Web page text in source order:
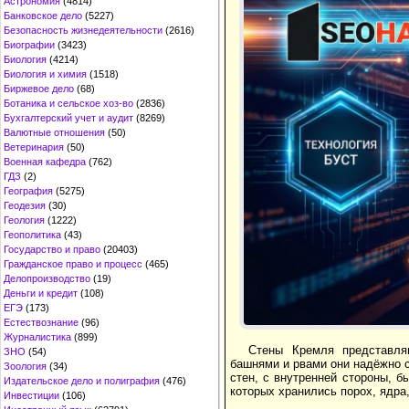
Банковское дело (5227)
Безопасность жизнедеятельности (2616)
Биографии (3423)
Биология (4214)
Биология и химия (1518)
Биржевое дело (68)
Ботаника и сельское хоз-во (2836)
Бухгалтерский учет и аудит (8269)
Валютные отношения (50)
Ветеринария (50)
Военная кафедра (762)
ГДЗ (2)
География (5275)
Геодезия (30)
Геология (1222)
Геополитика (43)
Государство и право (20403)
Гражданское право и процесс (465)
Делопроизводство (19)
Деньги и кредит (108)
ЕГЭ (173)
Естествознание (96)
Журналистика (899)
ЗНО (54)
Зоология (34)
Издательское дело и полиграфия (476)
Инвестиции (106)
Стены Кремля
башнями и рвами они надёжно
стен, с внутренней стороны,
которых хранились порох,